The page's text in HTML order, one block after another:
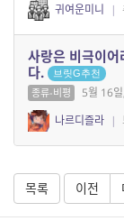
귀여운미니
|
사랑은 비극이
다.
브릿G추천
종류-비평
5월 16
나르디즐라 |
목록 이전